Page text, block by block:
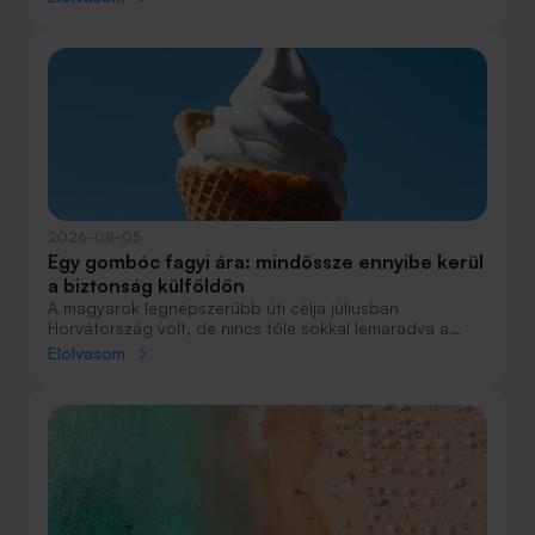
fogalmak közül, amelyekkel biztosan találkozol.
Egy gombóc fagyi ára: mindössze ennyibe kerül
a biztonság külföldön
A magyarok legnépszerűbb úti célja júliusban
Horvátország volt, de nincs tőle sokkal lemaradva a
júniust megnyerő Olaszország sem. A tengerparti
nyaralásnak, mint repülővel.
Elolvasom